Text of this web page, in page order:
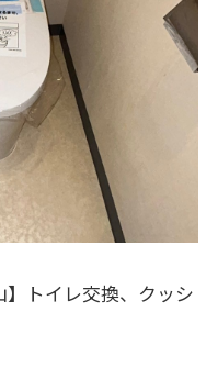
】トイレ交換、クッシ